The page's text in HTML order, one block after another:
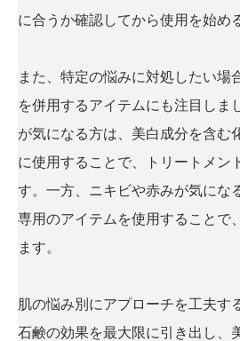
に合うか確認してから使用を始め
また、特定の悩みに対処したい場
を併用するアイテムにも注目しま
が気になる方は、美白成分を含む
に使用することで、トリートメン
す。一方、ニキビや赤みが気にな
専用のアイテムを使用することで
ます。
肌の悩み別にアプローチを工夫す
石鹸の効果を最大限に引き出し、